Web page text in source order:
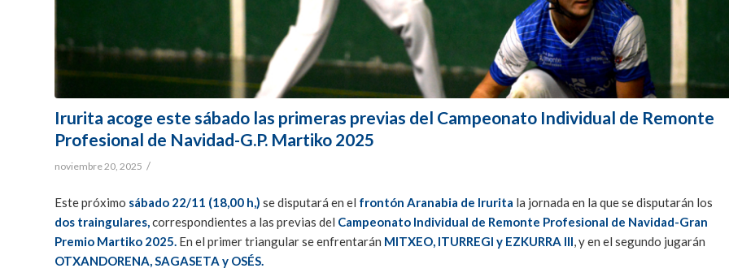
Irurita acoge este sábado las primeras previas del Campeonato Individual de Remonte
Profesional de Navidad-G.P. Martiko 2025
noviembre 20, 2025 /
Este próximo sábado 22/11 (18,00 h,) se disputará en el frontón Aranabia de Irurita la jornada en la que se disputarán los
dos traingulares,correspondientes a las previas del Campeonato Individual de Remonte Profesional de Navidad-Gran
Premio Martiko 2025. En el primer triangular se enfrentarán MITXEO, ITURREGI y EZKURRA III, y en el segundo jugarán
OTXANDORENA, SAGASETA y OSÉS.